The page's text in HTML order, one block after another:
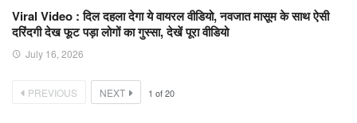
Viral Video : दिल दहला देगा ये वायरल वीडियो, नवजात मासूम के साथ ऐसी
दरिंदगी देख फूट पड़ा लोगों का गुस्सा, देखें पूरा वीडियो
July 16, 2026
PREVIOUS NEXT 1 of20